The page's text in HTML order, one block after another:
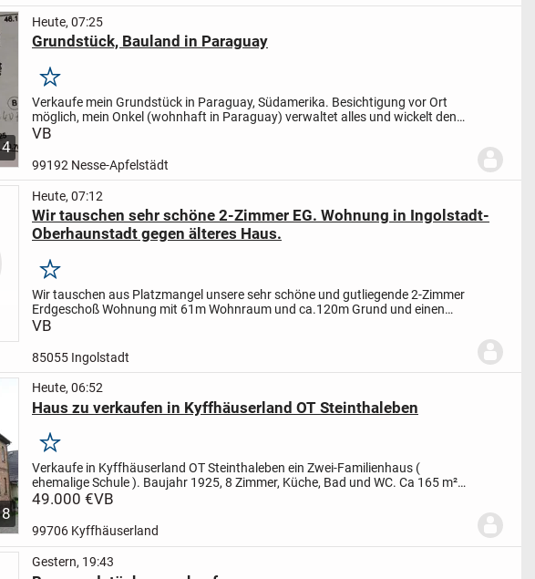
4
Heute, 07:25
Grundstück, Bauland in Paraguay
Merken
Verkaufe mein Grundstück in Paraguay, Südamerika. Besichtigung vor Ort
möglich, mein Onkel (wohnhaft in Paraguay) verwaltet alles und wickelt den
Verkauf ab. Titel vorhanden. Er hat eine Vollmacht von...
VB
99192 Nesse-Apfelstädt
Heute, 07:12
Wir tauschen sehr schöne 2-Zimmer EG. Wohnung in Ingolstadt-
Oberhaunstadt gegen älteres Haus.
Merken
Wir tauschen aus Platzmangel unsere sehr schöne und gutliegende 2-Zimmer
Erdgeschoß Wohnung mit 61m Wohnraum und ca.120m Grund und einen
Tiefgaragenplatz gegen älteres Haus.Die Wohnung ist neu...
VB
85055 Ingolstadt
8
Heute, 06:52
Haus zu verkaufen in Kyffhäuserland OT Steinthaleben
Merken
Verkaufe in Kyffhäuserland OT Steinthaleben ein Zwei-Familienhaus (
ehemalige Schule ). Baujahr 1925, 8 Zimmer, Küche, Bad und WC. Ca 165 m²
Wohnfläche. Grundstück 257 m². Es sind größere Renovierungs...
49.000 €VB
99706 Kyffhäuserland
Gestern, 19:43